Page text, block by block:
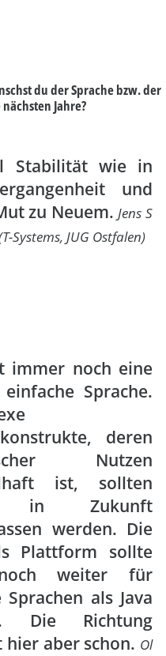
du der Sprache bzw. der
Jahre?
Stabilität wie in
und
zu Neuem.Jens S
Systems, JUG Ostfalen)
immer noch eine
Sprache.
deren
Nutzen
ist, sollten
in Zukunft
werden. Die
Plattform sollte
weiter für
Sprachen als Java
Die Richtung
aber schon. Ol